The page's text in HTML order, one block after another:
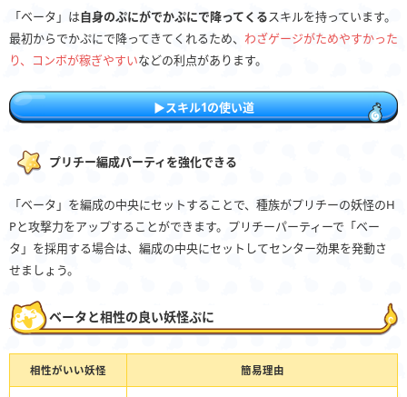
「ベータ」は自身のぷにがでかぷにで降ってくるスキルを持っています。
最初からでかぷにで降ってきてくれるため、 わざゲージがためやすかった
り、コンボが稼ぎやすいなどの利点があります。
▶︎スキル1の使い道
プリチー編成パーティを強化できる
「ベータ」を編成の中央にセットすることで、種族がプリチーの妖怪のH
Pと攻撃力をアップすることができます。プリチーパーティーで「ベー
タ」を採用する場合は、編成の中央にセットしてセンター効果を発動さ
せましょう。
ベータと相性の良い妖怪ぷに
相性がいい妖怪 簡易理由